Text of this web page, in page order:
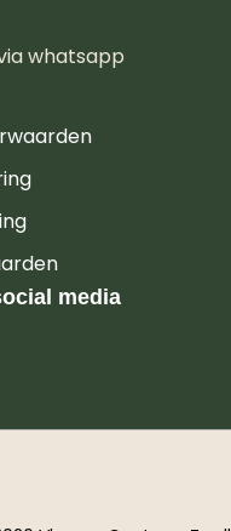
whatsapp
media